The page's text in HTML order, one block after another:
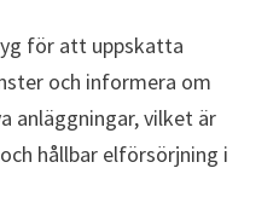
för att uppskatta
och informera om
anläggningar, vilket är
hållbar elförsörjning i